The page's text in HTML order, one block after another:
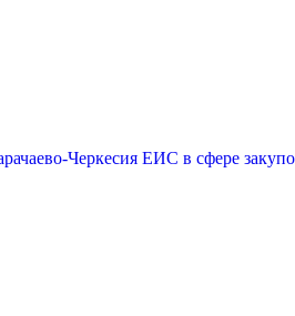
Черкесия ЕИС в сфере